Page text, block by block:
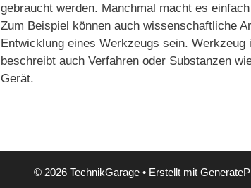
gebraucht werden. Manchmal macht es
Zum Beispiel können auch wissenschaftliche
Entwicklung eines Werkzeugs sein.
beschreibt auch Verfahren oder Substanzen
Gerät.
© 2026 TechnikGarage • Erstellt mit